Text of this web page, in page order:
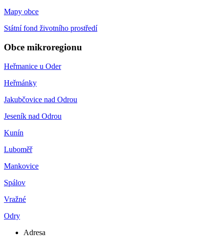
Mapy obce
Státní fond životního prostředí
Obce mikroregionu
Heřmanice u Oder
Heřmánky
Jakubčovice nad Odrou
Jeseník nad Odrou
Kunín
Luboměř
Mankovice
Spálov
Vražné
Odry
Adresa